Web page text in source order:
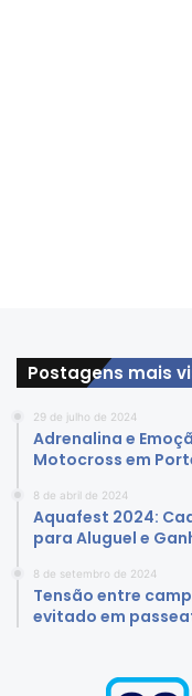
Postagens mais
29 de julho de 2024
Adrenalina e
Motocross em
8 de abril de 2024
Aquafest 2024:
para Aluguel e
8 de setembro de 2024
Tensão entre
evitado em